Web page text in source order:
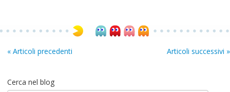
« Articoli precedenti Articoli successivi »
Cerca nel blog